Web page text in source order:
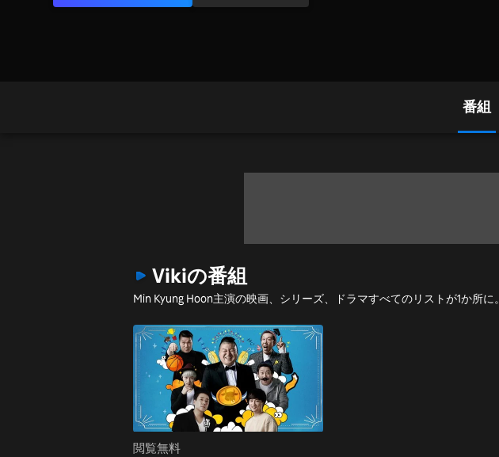
番組
Vikiの番組
Min Kyung Hoon主演の映画、シリーズ、ドラマすべてのリストが1か所に。
閲覧無料